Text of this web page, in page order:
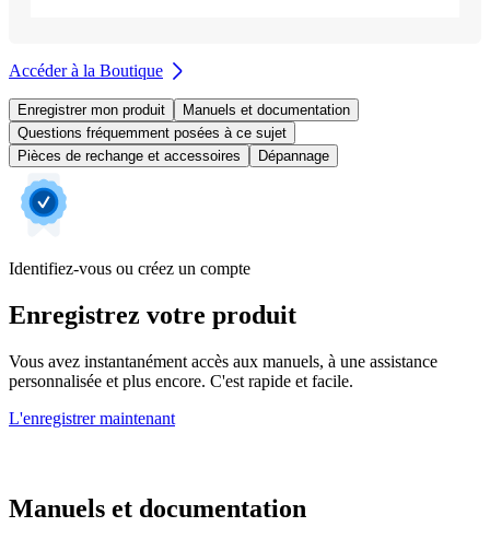
Accéder à la Boutique
Enregistrer mon produit
Manuels et documentation
Questions fréquemment posées à ce sujet
Pièces de rechange et accessoires
Dépannage
Identifiez-vous ou créez un compte
Enregistrez votre produit
Vous avez instantanément accès aux manuels, à une assistance
personnalisée et plus encore. C'est rapide et facile.
L'enregistrer maintenant
Manuels et documentation